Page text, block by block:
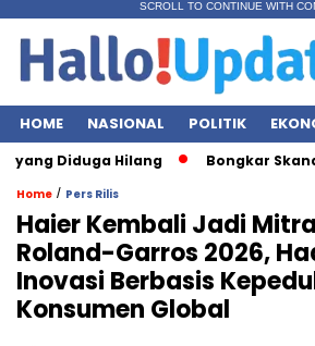
SCROLL TO CONTINUE WITH
HOME NASIONAL POLITIK
Hilang Bongkar Skandal
Home / Pers Rilis
Haier Kembali Jadi
Roland-Garros 2026,
Inovasi Berbasis
Konsumen Global